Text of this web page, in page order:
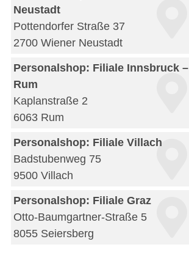
Neustadt
Pottendorfer Straße 37
2700 Wiener Neustadt
Personalshop: Filiale Innsbruck –
Rum
Kaplanstraße 2
6063 Rum
Personalshop: Filiale Villach
Badstubenweg 75
9500 Villach
Personalshop: Filiale Graz
Otto-Baumgartner-Straße 5
8055 Seiersberg